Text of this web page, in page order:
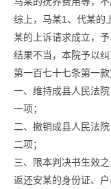
综上，马某1、代某的
某的上诉请求成立，
结果不当，本院予以
第一百七十七条第一
一、维持成县人民法
一项；
二、撤销成县人民法
二项；
三、限本判决书生效
返还安某的身份证、